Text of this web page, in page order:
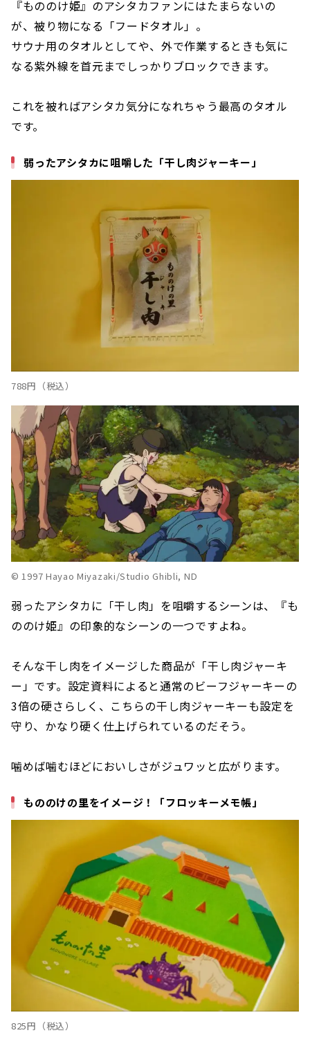
『もののけ姫』のアシタカファンにはたまらないの
が、被り物になる「フードタオル」。
サウナ用のタオルとしてや、外で作業するときも気に
なる紫外線を首元までしっかりブロックできます。
これを被ればアシタカ気分になれちゃう最高のタオル
です。
弱ったアシタカに咀嚼した「干し肉ジャーキー」
788円（税込）
© 1997 Hayao Miyazaki/Studio Ghibli, ND
弱ったアシタカに「干し肉」を咀嚼するシーンは、『も
ののけ姫』の印象的なシーンの一つですよね。
そんな干し肉をイメージした商品が「干し肉ジャーキ
ー」です。設定資料によると通常のビーフジャーキーの
3倍の硬さらしく、こちらの干し肉ジャーキーも設定を
守り、かなり硬く仕上げられているのだそう。
噛めば噛むほどにおいしさがジュワッと広がります。
もののけの里をイメージ！「フロッキーメモ帳」
825円（税込）